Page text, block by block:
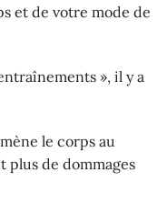
et de votre mode de
», il y a
le corps au
plus de dommages